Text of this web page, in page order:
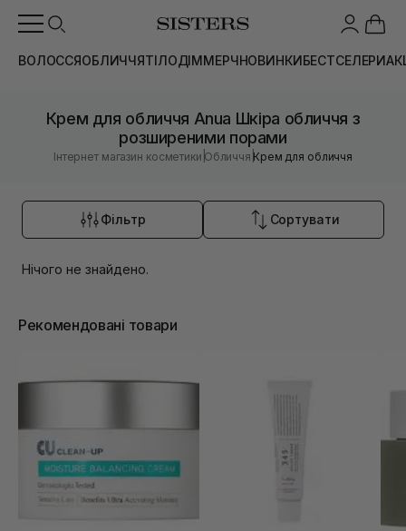
ВОЛОССЯОБЛИЧЧЯТІЛОДІММЕРЧНОВИНКИБЕСТСЕЛЕРИ
Крем для обличчя Anua Шкіра обличчя з
розширеними порами
Інтернет магазин косметики |Обличчя |Крем для обличчя
Фільтр Сортувати
Нічого не знайдено.
Рекомендовані товари